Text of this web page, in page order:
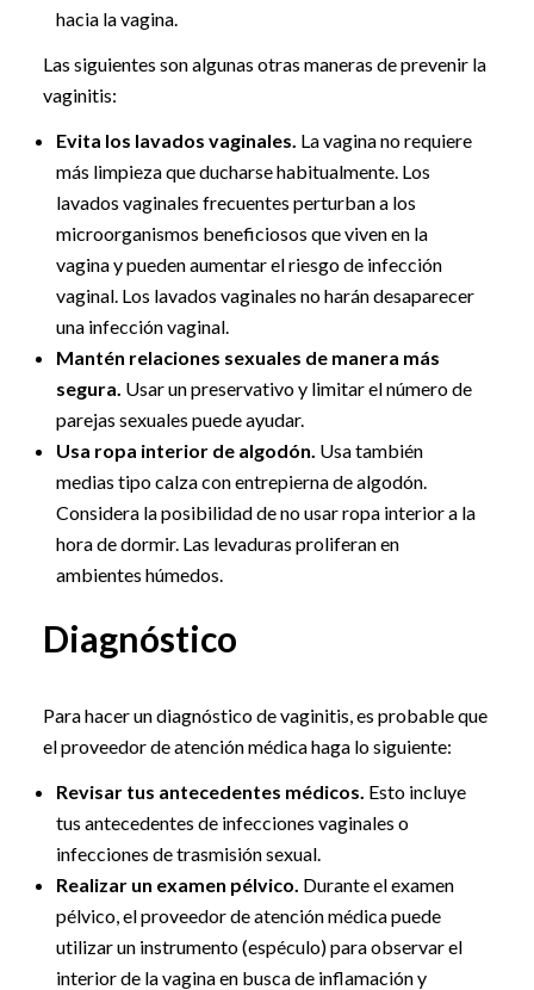
hacia la vagina.
Las siguientes son algunas otras maneras de prevenir la
vaginitis:
Evita los lavados vaginales. La vagina no requiere
más limpieza que ducharse habitualmente. Los
lavados vaginales frecuentes perturban a los
microorganismos beneficiosos que viven en la
vagina y pueden aumentar el riesgo de infección
vaginal. Los lavados vaginales no harán desaparecer
una infección vaginal.
Mantén relaciones sexuales de manera más
segura. Usar un preservativo y limitar el número de
parejas sexuales puede ayudar.
Usa ropa interior de algodón. Usa también
medias tipo calza con entrepierna de algodón.
Considera la posibilidad de no usar ropa interior a la
hora de dormir. Las levaduras proliferan en
ambientes húmedos.
Diagnóstico
Para hacer un diagnóstico de vaginitis, es probable que
el proveedor de atención médica haga lo siguiente:
Revisar tus antecedentes médicos. Esto incluye
tus antecedentes de infecciones vaginales o
infecciones de trasmisión sexual.
Realizar un examen pélvico. Durante el examen
pélvico, el proveedor de atención médica puede
utilizar un instrumento (espéculo) para observar el
interior de la vagina en busca de inflamación y